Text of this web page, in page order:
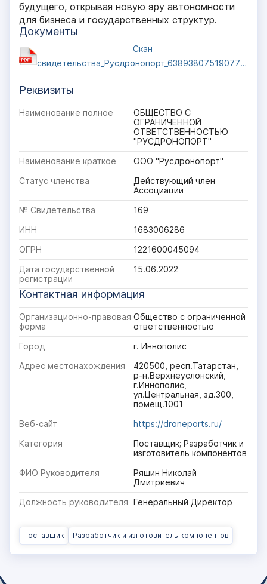
будущего, открывая новую эру автономности
для бизнеса и государственных структур.
Документы
Скан
свидетельства_Русдронопорт_638938075190770799
Реквизиты
Наименование полное
ОБЩЕСТВО С
ОГРАНИЧЕННОЙ
ОТВЕТСТВЕННОСТЬЮ
"РУСДРОНОПОРТ"
Наименование краткое
ООО "Русдронопорт"
Статус членства
Действующий член
Ассоциации
№ Свидетельства
169
ИНН
1683006286
ОГРН
1221600045094
Дата государственной
регистрации
15.06.2022
Контактная информация
Организационно-правовая
форма
Общество с ограниченной
ответственностью
Город
г. Иннополис
Адрес местонахождения
420500, респ.Татарстан,
р-н.Верхнеуслонский,
г.Иннополис,
ул.Центральная, зд.300,
помещ.1001
Веб-сайт
https://droneports.ru/
Категория
Поставщик; Разработчик и
изготовитель компонентов
ФИО Руководителя
Ряшин Николай
Дмитриевич
Должность руководителя Генеральный Директор
Поставщик Разработчик и изготовитель компонентов